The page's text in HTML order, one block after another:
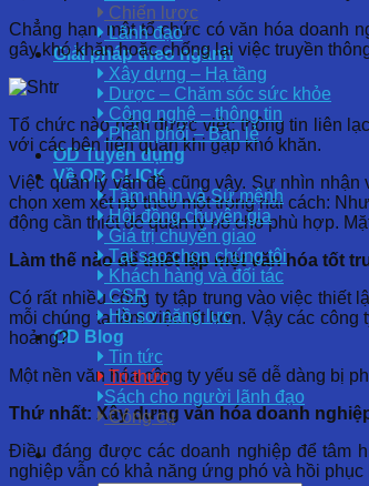
Chiến lược
Lãnh đạo
Giải pháp theo ngành
Xây dựng – Hạ tầng
Dược – Chăm sóc sức khỏe
Công nghệ – thông tin
Phân phối – Bán lẻ
OD Tuyển dụng
Về OD CLICK
Tầm nhìn và Sứ mệnh
Hội đồng chuyên gia
Giá trị chuyển giao
Tại sao chọn chúng tôi
Khách hàng và đối tác
CSR
Hồ sơ năng lực
OD Blog
Tin tức
Tri thức
Sách cho người lãnh đạo
Công cụ
Chẳng hạn, một tổ chức có văn hóa doanh
gây khó khăn hoặc chống lại việc truyền
Tổ chức nào nắm được việc thông tin liên
với các bên liên quan khi gặp khó khăn.
Việc quản lý vấn đề cũng vậy. Sự nhìn
chọn xem xét nó theo một trong hai cách:
động cần thiết để quản lý nó cho phù hợp.
Làm thế nào để thiết lập một văn hóa tốt
Có rất nhiều công ty tập trung vào việc thiết
mỗi chúng ta làm việc tốt hơn. Vậy các
hoảng?
Một nền văn hóa công ty yếu sẽ dễ dàng bị
Thứ nhất: Xây dựng văn hóa doanh
Điều đáng được các doanh nghiệp để tâm
nghiệp vẫn có khả năng ứng phó và hồi phục